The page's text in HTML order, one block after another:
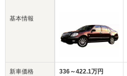
基本情報
新車価格 336～422.1万円